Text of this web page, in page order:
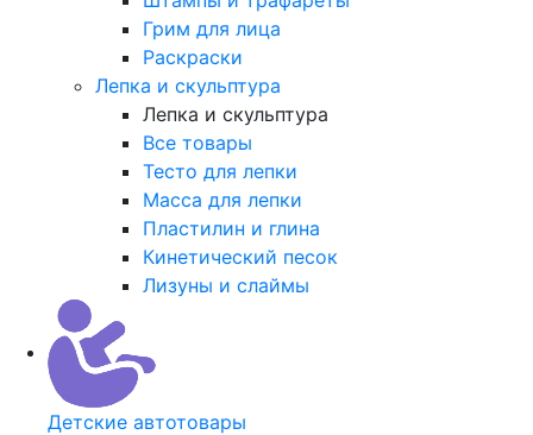
Грим для лица
Раскраски
Лепка и скульптура
Лепка и скульптура
Все товары
Тесто для лепки
Масса для лепки
Пластилин и глина
Кинетический песок
Лизуны и слаймы
Детские автотовары